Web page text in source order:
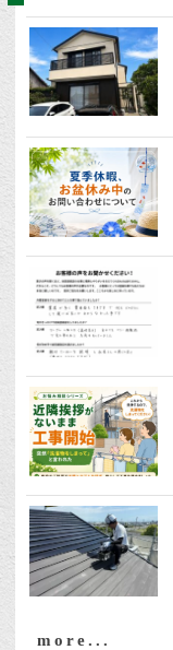
more...